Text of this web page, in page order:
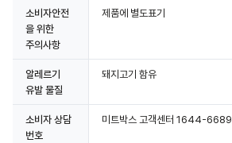
소비자안전
을 위한
주의사항
제품에 별도표기
알레르기
유발 물질
돼지고기 함유
소비자 상담
번호
미트박스 고객센터 1644-6689